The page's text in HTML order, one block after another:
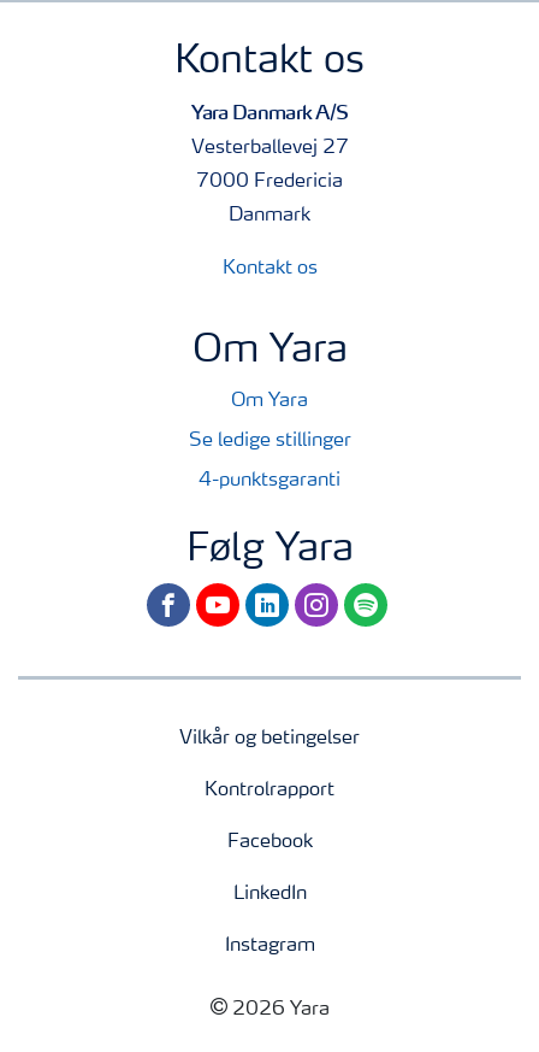
Kontakt os
Yara Danmark A/S
Vesterballevej 27
7000 Fredericia
Danmark
Kontakt os
Om Yara
Om Yara
Se ledige stillinger
4-punktsgaranti
Følg Yara
facebookyoutubelinkedininstagram
spotify
Vilkår og betingelser
Kontrolrapport
Facebook
LinkedIn
Instagram
2026 Yara